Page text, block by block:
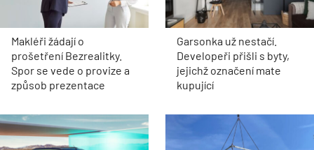
Makléři žádají o
prošetření Bezrealitky.
Spor se vede o provize a
způsob prezentace
Garsonka už nestačí.
Developeři přišli s byty,
jejichž označení mate
kupující